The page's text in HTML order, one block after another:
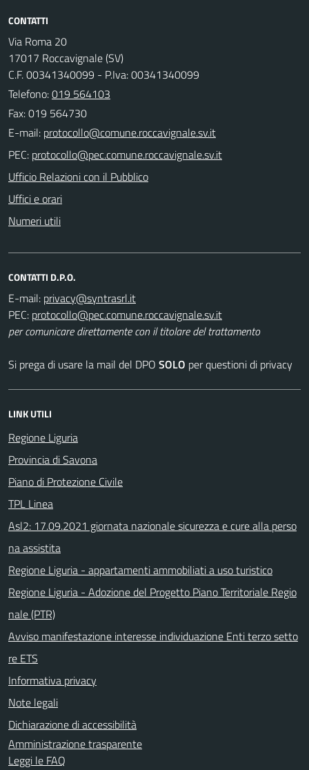
CONTATTI
Via Roma 20
17017 Roccavignale (SV)
C.F. 00341340099 - P.Iva: 00341340099
Telefono:019 564103
Fax: 019 564730
E-mail:
PEC:
Ufficio Relazioni con il Pubblico
Uffici e orari
Numeri utili
CONTATTI D.P.O.
E-mail:
PEC:
per comunicare direttamente con il titolare del trattamento
Si prega di usare la mail del DPO SOLO per questioni di privacy
LINK UTILI
Regione Liguria
Provincia di Savona
Piano di Protezione Civile
TPL Linea
Asl2: 17.09.2021 giornata nazionale sicurezza e cure alla perso
na assistita
Regione Liguria - appartamenti ammobiliati a uso turistico
Regione Liguria - Adozione del Progetto Piano Territoriale Regio
nale (PTR)
Avviso manifestazione interesse individuazione Enti terzo setto
re ETS
Informativa privacy
Note legali
Dichiarazione di accessibilità
Amministrazione trasparente
Leggi le FAQ